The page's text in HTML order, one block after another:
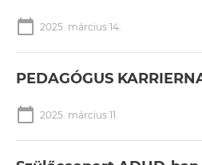
calendar_today 2025. március 14.
PEDAGÓGUS
calendar_today 2025. március 11.